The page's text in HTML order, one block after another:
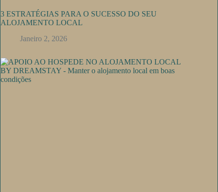
3 ESTRATÉGIAS PARA O SUCESSO DO SEU
ALOJAMENTO LOCAL
Janeiro 2, 2026